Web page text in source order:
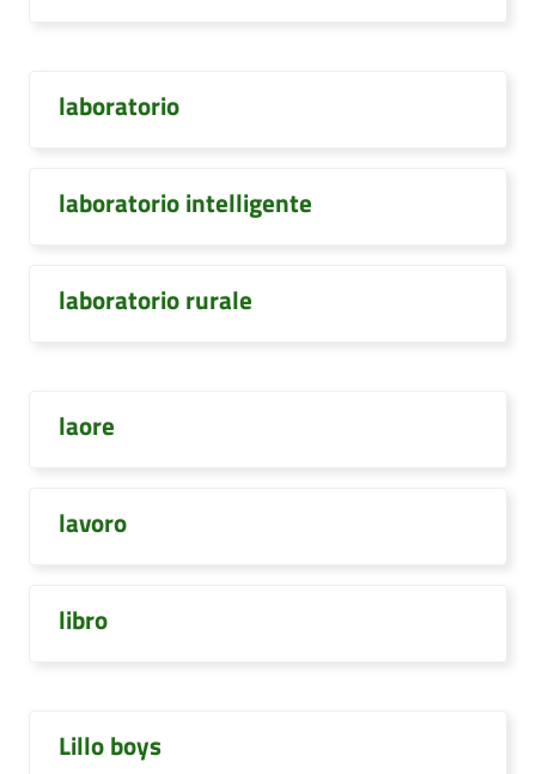
laboratorio
laboratorio intelligente
laboratorio rurale
laore
lavoro
libro
Lillo boys